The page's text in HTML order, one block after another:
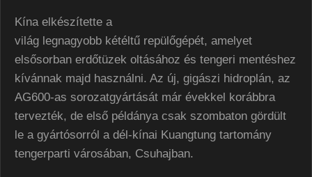
Kína elkészítette a
világ legnagyobb kétéltű repülőgépét, amelyet
elsősorban erdőtüzek oltásához és tengeri mentéshez
kívánnak majd használni. Az új, gigászi hidroplán, az
AG600-as sorozatgyártását már évekkel korábbra
tervezték, de első példánya csak szombaton gördült
le a gyártósorról a dél-kínai Kuangtung tartomány
tengerparti városában, Csuhajban.